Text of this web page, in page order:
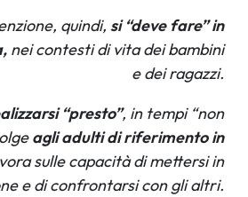
quindi, si “deve fare” in
nei contesti di vita dei bambini
e dei ragazzi.
“presto”, in tempi “non
agli adulti di riferimento in
sulle capacità di mettersi in
e di confrontarsi con gli altri.